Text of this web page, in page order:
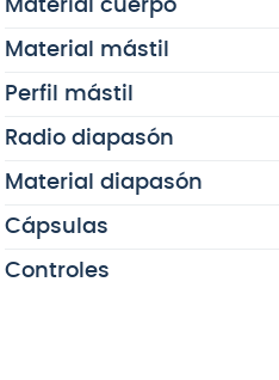
Material cuerpo
Material mástil
Perfil mástil
Radio diapasón
Material diapasón
Cápsulas
Controles